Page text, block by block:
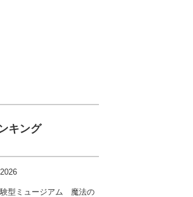
キング
型ミュージアム 魔法の